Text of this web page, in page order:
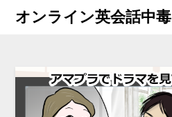
オンライン英会話中毒